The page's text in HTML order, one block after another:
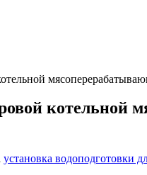
котельной
установка водоподготовки